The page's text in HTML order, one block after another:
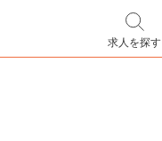
求人を探す